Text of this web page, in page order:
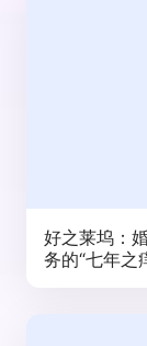
好之莱坞：
务的“七年之